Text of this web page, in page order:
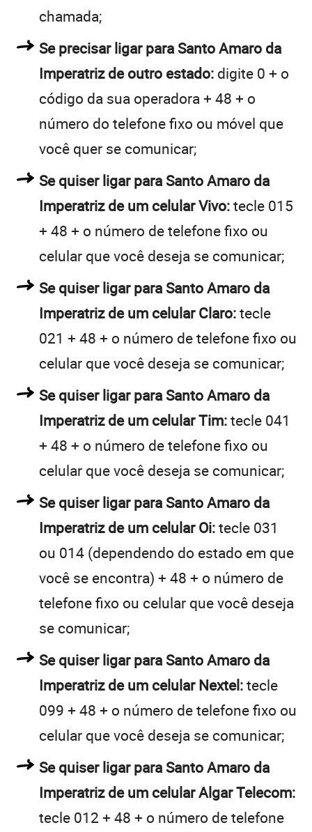
chamada;
Se precisar ligar para Santo Amaro da
Imperatriz de outro estado: digite 0 + o
código da sua operadora + 48 + o
número do telefone fixo ou móvel que
você quer se comunicar;
Se quiser ligar para Santo Amaro da
Imperatriz de um celular Vivo:tecle 015
+ 48 + o número de telefone fixo ou
celular que você deseja se comunicar;
Se quiser ligar para Santo Amaro da
Imperatriz de um celular Claro:tecle
021 + 48 + o número de telefone fixo ou
celular que você deseja se comunicar;
Se quiser ligar para Santo Amaro da
Imperatriz de um celular Tim:tecle 041
+ 48 + o número de telefone fixo ou
celular que você deseja se comunicar;
Se quiser ligar para Santo Amaro da
Imperatriz de um celular Oi:tecle 031
ou 014 (dependendo do estado em que
você se encontra) + 48 + o número de
telefone fixo ou celular que você deseja
se comunicar;
Se quiser ligar para Santo Amaro da
Imperatriz de um celular Nextel:tecle
099 + 48 + o número de telefone fixo ou
celular que você deseja se comunicar;
Se quiser ligar para Santo Amaro da
Imperatriz de um celular Algar Telecom:
tecle 012 + 48 + o número de telefone